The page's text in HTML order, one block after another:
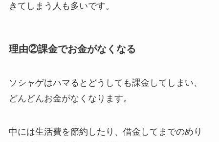
きてしまう人も多いです。
理由②課金でお金がなくなる
ソシャゲはハマるとどうしても課金してしまい、
どんどんお金がなくなります。
中には生活費を節約したり、借金してまでのめり